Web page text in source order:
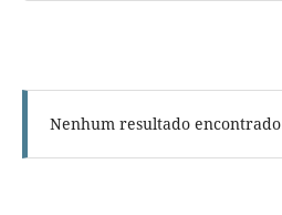
Nenhum resultado encontrado